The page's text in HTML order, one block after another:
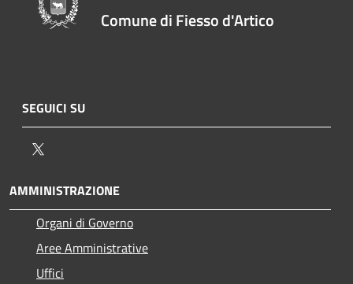
Comune di Fiesso d'Artico
SEGUICI SU
AMMINISTRAZIONE
Organi di Governo
Aree Amministrative
Uffici